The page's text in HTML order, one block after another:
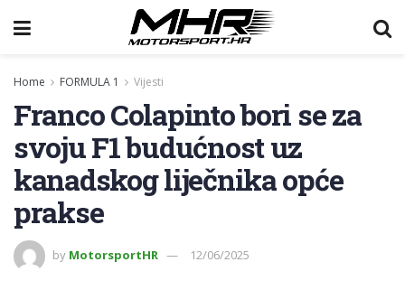
Home FORMULA 1 Vijesti
Franco Colapinto bori se za
svoju F1 budućnost uz
kanadskog liječnika opće
prakse
by MotorsportHR 12/06/2025